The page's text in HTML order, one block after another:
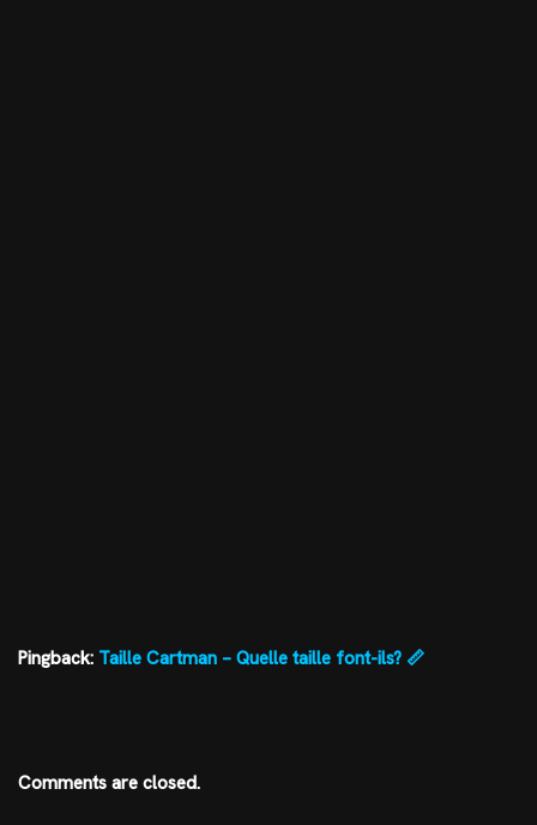
Pingback: Taille Cartman – Quelle taille font-ils? 📏
Comments are closed.